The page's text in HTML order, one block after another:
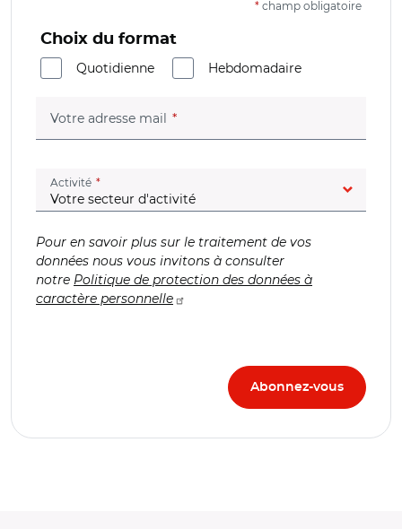
* champ obligatoire
Choix du format
Quotidienne
Hebdomadaire
Votre adresse mail (champ obligatoire)
Activité (champ obligatoire)
Pour en savoir plus sur le traitement de vos
données nous vous invitons à consulter
notre Politique de protection des données à
caractère personnelle